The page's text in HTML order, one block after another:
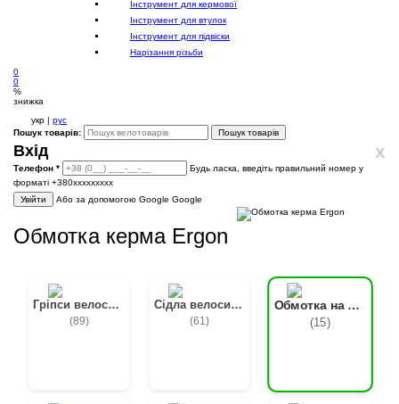
Інструмент для кермової
Інструмент для втулок
Інструмент для підвіски
Нарізання різьби
0
0
%
знижка
укр | рус
Пошук товарів:
Пошук товарів
x
Вхід
Телефон *
Будь ласка, введіть правильний номер у
форматі +380ххххххххх
Увійти
Або за допомогою Google Google
Обмотка керма Ergon
Гріпси велосипедні
(89)
Сідла велосипедні
(61)
Обмотка на кермо
(15)